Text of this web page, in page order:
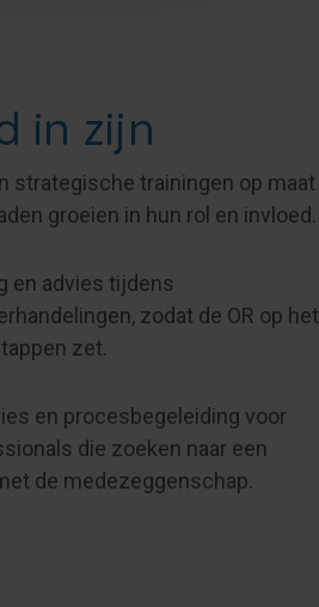
in zijn
strategische trainingen op maat
groeien in hun rol en invloed.
en advies tijdens
zodat de OR op het
zet.
en procesbegeleiding voor
die zoeken naar een
de medezeggenschap.